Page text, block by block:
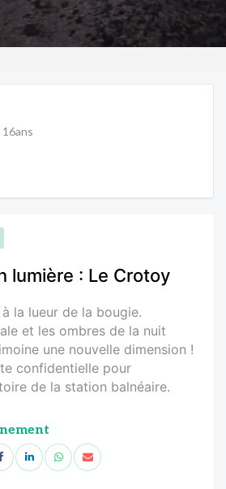
lumière : Le Crotoy
la lueur de la bougie.
et les ombres de la nuit
une nouvelle dimension !
confidentielle pour
de la station balnéaire.